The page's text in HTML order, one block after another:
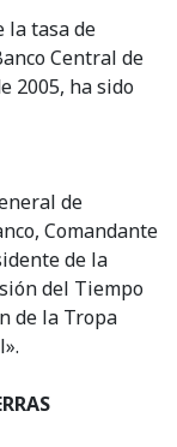
la tasa de
Central de
2005, ha sido
de
Comandante
de la
del Tiempo
de la Tropa